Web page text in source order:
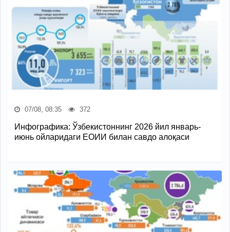
07/08, 08:35 372
Инфографика: Ўзбекистоннинг 2026 йил январь-
июнь ойларидаги ЕОИИ билан савдо алоқаси